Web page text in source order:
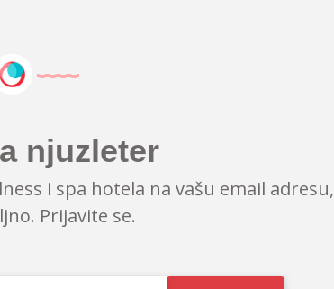
njuzleter
i spa hotela na vašu email adresu,
Prijavite se.